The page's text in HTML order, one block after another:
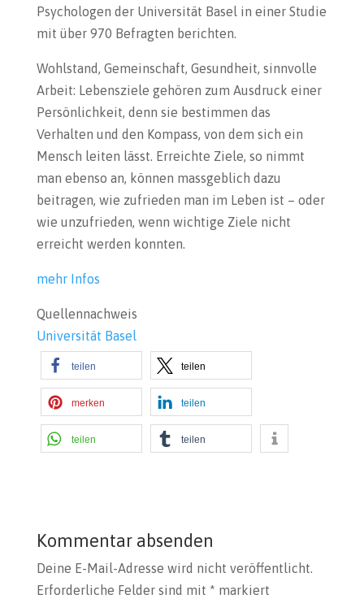
Psychologen der Universität Basel in einer Studie
mit über 970 Befragten berichten.
Wohlstand, Gemeinschaft, Gesundheit, sinnvolle
Arbeit: Lebensziele gehören zum Ausdruck einer
Persönlichkeit, denn sie bestimmen das
Verhalten und den Kompass, von dem sich ein
Mensch leiten lässt. Erreichte Ziele, so nimmt
man ebenso an, können massgeblich dazu
beitragen, wie zufrieden man im Leben ist – oder
wie unzufrieden, wenn wichtige Ziele nicht
erreicht werden konnten.
mehr Infos
Quellennachweis
Universität Basel
teilen teilen
merken teilen
teilen teilen
Kommentar absenden
Deine E-Mail-Adresse wird nicht veröffentlicht.
Erforderliche Felder sind mit * markiert